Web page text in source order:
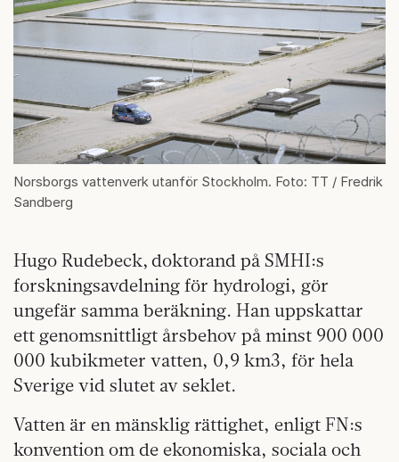
Norsborgs vattenverk utanför Stockholm. Foto: TT / Fredrik
Sandberg
Hugo Rudebeck, doktorand på SMHI:s
forskningsavdelning för hydrologi, gör
ungefär samma beräkning. Han uppskattar
ett genomsnittligt årsbehov på minst 900 000
000 kubikmeter vatten, 0,9 km3, för hela
Sverige vid slutet av seklet.
Vatten är en mänsklig rättighet, enligt FN:s
konvention om de ekonomiska, sociala och